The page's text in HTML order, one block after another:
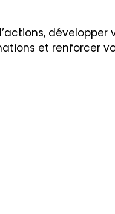
et renforcer